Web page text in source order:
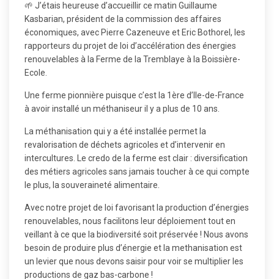
🌱 J’étais heureuse d’accueillir ce matin Guillaume
Kasbarian, président de la commission des affaires
économiques, avec Pierre Cazeneuve et Eric Bothorel, les
rapporteurs du projet de loi d’accélération des énergies
renouvelables à la Ferme de la Tremblaye à la Boissière-
Ecole.
Une ferme pionnière puisque c’est la 1ère d’Ile-de-France
à avoir installé un méthaniseur il y a plus de 10 ans.
La méthanisation qui y a été installée permet la
revalorisation de déchets agricoles et d’intervenir en
intercultures. Le credo de la ferme est clair : diversification
des métiers agricoles sans jamais toucher à ce qui compte
le plus, la souveraineté alimentaire.
Avec notre projet de loi favorisant la production d’énergies
renouvelables, nous facilitons leur déploiement tout en
veillant à ce que la biodiversité soit préservée ! Nous avons
besoin de produire plus d’énergie et la methanisation est
un levier que nous devons saisir pour voir se multiplier les
productions de gaz bas-carbone !